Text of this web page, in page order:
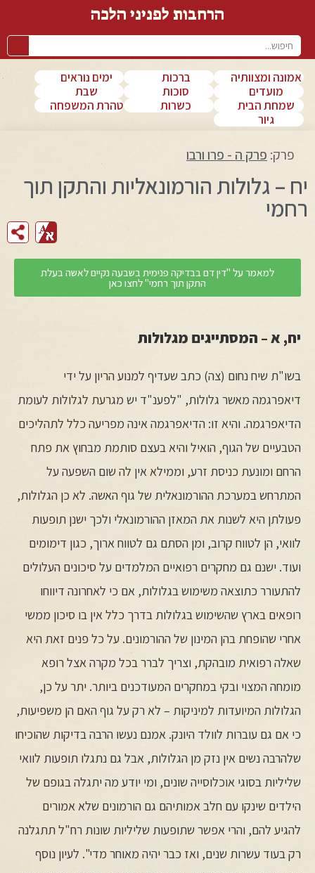
הרחבות לפניני הלכה
אמונה ומצוותיה ברכות
ימים נוראים
מועדים
סוכות
שבת
שמחת הבית
כשרות
טהרת המשפחה
גיור
פרק: פרק ה - פרו ורבו
יח – גלולות הורמונאליות והתקן תוך
רחמי
למאמר על "דין דם בבדיקה פנימית בשבעה נקיים לאשה בעלת
התקן תוך רחמי" לחצו כאן
יח, א – המסתייגים מגלולות
בשו"ת שיח נחום (צה) כתב שעדיף למנוע הריון על ידי
דיאפרגמה מאשר גלולות, "לפענ"ד יש מגרעת לגלולות לעומת
הדיאפרגמה. והיא זו: הדיאפרגמה אינה מפריעה כלל לתהליכים
הטבעיים של הגוף, הואיל והיא בעצם סותמת מבחוץ את פתח
הרחם ומונעת כניסת זרע, וממילא אין לה שום השפעה על
המתרחש במערכת ההורמונאלית של גוף האשה. לא כן הגלולות,
פעולתן היא לשנות את המאזן ההורמונאלי ולכך ישנן תופעות
לוואי, הן לטווח קרוב, ומן הסתם גם לטווח ארוך, כגון דימומים
ועוד. ישנם גם מחקרים רפואיים המלמדים על סיכונים העלולים
להתעורר כתוצאה משימוש בגלולות, אם כי לאחרונה דיווחו
רופאים בארץ שהשימוש בגלולות בדרך כלל אין בו סיכון ממשי
אחרי שהופחת בהן המינון של ההורמונים. על כל פנים זאת היא
שאלה רפואית מובהקת, וצריך לברר בכל מקרה אצל רופא
מומחה המצוי ובקי במחקרים המעודכנים ביותר. יתר על כן,
הגלולות המיועדות למיניקות – לא רק על גוף האם הן משפיעות,
כי אם גם עוברות לוולד היונק. אמנם נעשו הרבה בדיקות שהוכיחו
שלהרבה נשים אין נזק מן הגלולות, אבל גם נתגלו תופעות לוואי
שליליות בסוגי אוכלוסייה שונים, ומי יודע מה יתגלה בגופם של
הילדים שינקו עם חלב אמותיהם גם הורמונים שלא אמורים
להגיע להם, והרי אפשר שתופעות שליליות שונות רח"ל תתגלנה
רק בעוד עשרות שנים, ואז כבר יהיה מאוחר מדי". לעיון נוסף